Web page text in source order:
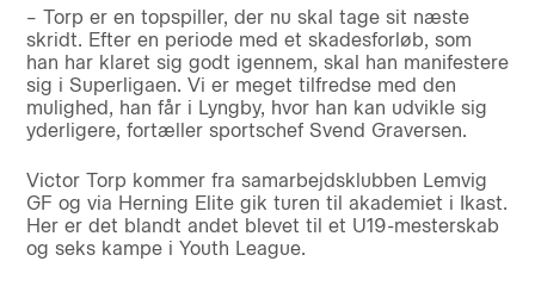
– Torp er en topspiller, der nu skal tage sit næste
skridt. Efter en periode med et skadesforløb, som
han har klaret sig godt igennem, skal han manifestere
sig i Superligaen. Vi er meget tilfredse med den
mulighed, han får i Lyngby, hvor han kan udvikle sig
yderligere, fortæller sportschef Svend Graversen.
Victor Torp kommer fra samarbejdsklubben Lemvig
GF og via Herning Elite gik turen til akademiet i Ikast.
Her er det blandt andet blevet til et U19-mesterskab
og seks kampe i Youth League.